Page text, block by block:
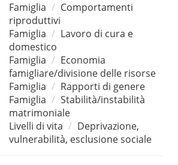
Famiglia
Comportamenti
riproduttivi
Famiglia
Lavoro di cura e
domestico
Famiglia
Economia
famigliare/divisione delle risorse
Famiglia
Rapporti di genere
Famiglia
Stabilità/instabilità
matrimoniale
Livelli di vita
Deprivazione,
vulnerabilità, esclusione sociale